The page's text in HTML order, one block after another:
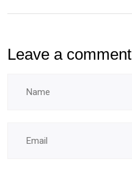
Leave a comment